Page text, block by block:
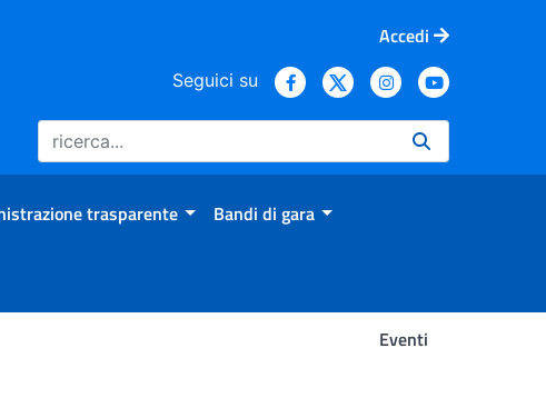
Accedi
Seguici su
trasparente Bandi di gara
Eventi